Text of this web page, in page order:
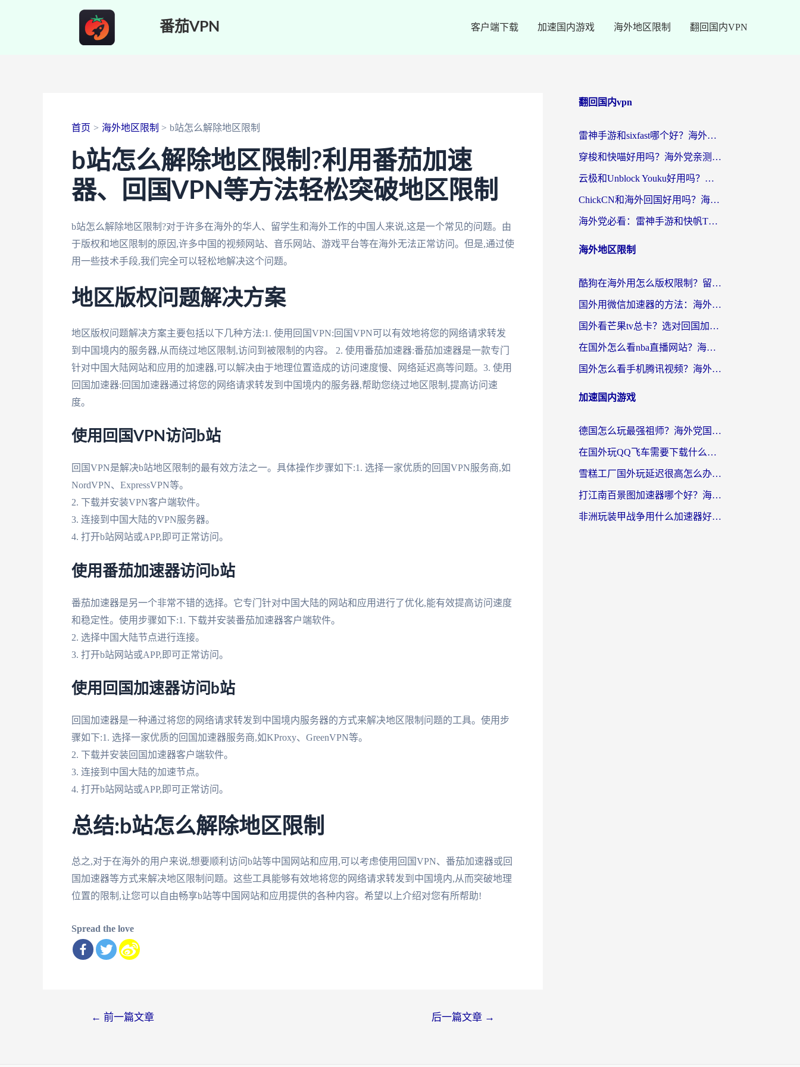
番茄VPN 客户端下载 加速国内游戏 海外地区限制 翻回国内VPN
首页 海外地区限制 b站怎么解除地区限制
b站怎么解除地区限制?利用番茄加速
器、回国VPN等方法轻松突破地区限制
b站怎么解除地区限制?对于许多在海外的华人、留学生和海外工作的中国人来说,这是一个常见的问题。由
于版权和地区限制的原因,许多中国的视频网站、音乐网站、游戏平台等在海外无法正常访问。但是,通过使
用一些技术手段,我们完全可以轻松地解决这个问题。
地区版权问题解决方案
地区版权问题解决方案主要包括以下几种方法:1. 使用回国VPN:回国VPN可以有效地将您的网络请求转发
到中国境内的服务器,从而绕过地区限制,访问到被限制的内容。 2. 使用番茄加速器:番茄加速器是一款专门
针对中国大陆网站和应用的加速器,可以解决由于地理位置造成的访问速度慢、网络延迟高等问题。3. 使用
回国加速器:回国加速器通过将您的网络请求转发到中国境内的服务器,帮助您绕过地区限制,提高访问速
度。
使用回国VPN访问b站
回国VPN是解决b站地区限制的最有效方法之一。具体操作步骤如下:1. 选择一家优质的回国VPN服务商,如
NordVPN、ExpressVPN等。
2. 下载并安装VPN客户端软件。
3. 连接到中国大陆的VPN服务器。
4. 打开b站网站或APP,即可正常访问。
使用番茄加速器访问b站
番茄加速器是另一个非常不错的选择。它专门针对中国大陆的网站和应用进行了优化,能有效提高访问速度
和稳定性。使用步骤如下:1. 下载并安装番茄加速器客户端软件。
2. 选择中国大陆节点进行连接。
3. 打开b站网站或APP,即可正常访问。
使用回国加速器访问b站
回国加速器是一种通过将您的网络请求转发到中国境内服务器的方式来解决地区限制问题的工具。使用步
骤如下:1. 选择一家优质的回国加速器服务商,如KProxy、GreenVPN等。
2. 下载并安装回国加速器客户端软件。
3. 连接到中国大陆的加速节点。
4. 打开b站网站或APP,即可正常访问。
总结:b站怎么解除地区限制
总之,对于在海外的用户来说,想要顺利访问b站等中国网站和应用,可以考虑使用回国VPN、番茄加速器或回
国加速器等方式来解决地区限制问题。这些工具能够有效地将您的网络请求转发到中国境内,从而突破地理
位置的限制,让您可以自由畅享b站等中国网站和应用提供的各种内容。希望以上介绍对您有所帮助!
Spread the love
← 前一篇文章 后一篇文章 →
翻回国内vpn
雷神手游和sixfast哪个好？海外党亲测3款回国加速器，教你选对不踩坑
穿梭和快喵好用吗？海外党亲测：小众加速器对比+番茄加速器深度体验
云极和Unblock Youku好用吗？海外党亲测+2026回国加速器避坑指南
ChickCN和海外回国好用吗？海外党2026亲测：从手游到影音，选对加速器的3个关键
海外党必看：雷神手游和快帆TV版好用吗？3步选对回国加速器不踩坑
海外地区限制
酷狗在海外用怎么版权限制？留学生亲测：3步解决听国内音乐难题
国外用微信加速器的方法：海外党无缝连接国内生活的实用指南
国外看芒果tv总卡？选对回国加速器，轻松追《浪姐》不费劲
在国外怎么看nba直播网站？海外党专属体育观赛指南，告别地区限制！
国外怎么看手机腾讯视频？海外党亲测有效的追剧加速器选择指南
加速国内游戏
德国怎么玩最强祖师？海外党国服游戏加速器选择全攻略（附宝可梦Online实测）
在国外玩QQ飞车需要下载什么加速器呢？海外党亲测有效的国服游戏加速指南
雪糕工厂国外玩延迟很高怎么办？海外玩家国服游戏加速终极攻略（附实测推荐）
打江南百景图加速器哪个好？海外党踩坑N次后，终于找到不卡的秘诀
非洲玩装甲战争用什么加速器好？海外党亲测有效的国服游戏加速方案